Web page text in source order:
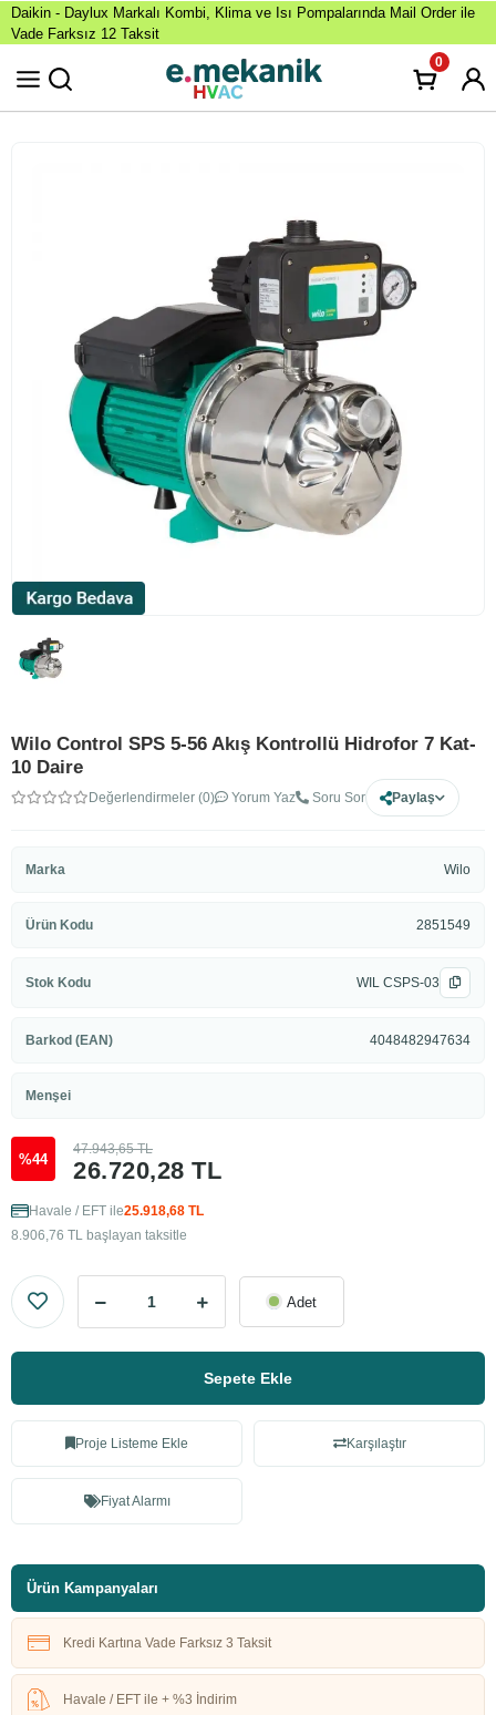
Daikin - Daylux Markalı Kombi, Klima ve Isı Pompalarında Mail Order ile
Vade Farksız 12 Taksit
0
Wilo Control SPS 5-56 Akış Kontrollü Hidrofor 7 Kat-
10 Daire
Değerlendirmeler (0) Yorum Yaz Soru Sor Paylaş
Marka Wilo
Ürün Kodu 2851549
Stok Kodu WIL CSPS-03
Barkod (EAN) 4048482947634
Menşei
%44 26.720,28 TL
47.943,65 TL
Havale / EFT ile25.918,68 TL
8.906,76 TL başlayan taksitle
Adet
Sepete Ekle
Proje Listeme Ekle Karşılaştır
Fiyat Alarmı
Ürün Kampanyaları
Kredi Kartına Vade Farksız 3 Taksit
Havale / EFT ile + %3 İndirim